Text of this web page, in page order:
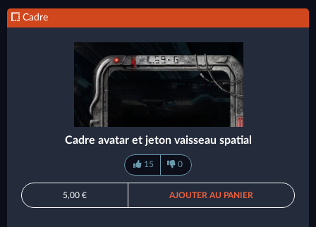
Cadre
Cadre avatar et jeton vaisseau spatial
15 0
5,00 € AJOUTER AU PANIER